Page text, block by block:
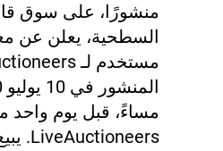
منشورًا، على سوق
مستخدم لـ LiveAuctioneers.
مساءً، قبل يوم واحد